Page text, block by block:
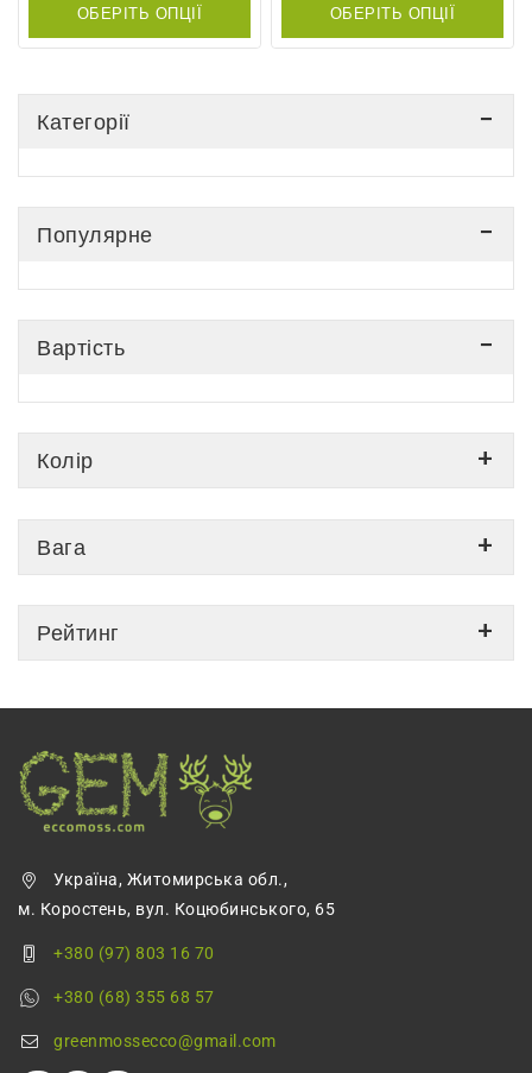
ОБЕРІТЬ ОПЦІЇ ОБЕРІТЬ ОПЦІЇ
Категорії
Популярне
Вартість
Колір
Вага
Рейтинг
Україна, Житомирська обл.,
м. Коростень, вул. Коцюбинського, 65
+380 (97) 803 16 70
+380 (68) 355 68 57
greenmossecco@gmail.com